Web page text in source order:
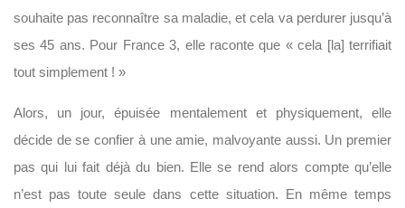
souhaite pas reconnaître sa maladie, et cela va perdurer jusqu’à
ses 45 ans. Pour France 3, elle raconte que « cela [la] terrifiait
tout simplement ! »
Alors, un jour, épuisée mentalement et physiquement, elle
décide de se confier à une amie, malvoyante aussi. Un premier
pas qui lui fait déjà du bien. Elle se rend alors compte qu’elle
n’est pas toute seule dans cette situation. En même temps